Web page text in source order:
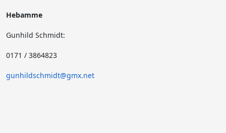
Hebamme
Gunhild Schmidt:
0171 / 3864823
gunhildschmidt@gmx.net